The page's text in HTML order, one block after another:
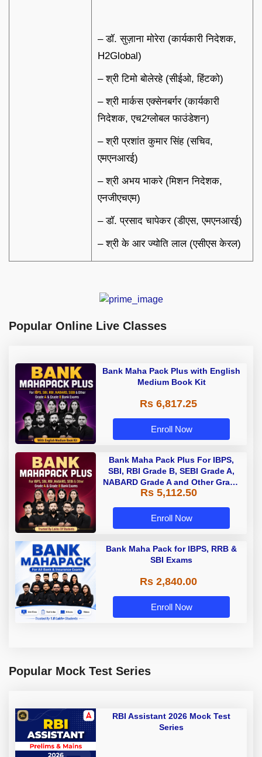
– डॉ. सुज़ाना मोरेरा (कार्यकारी निदेशक,
H2Global)
– श्री टिमो बोलेरहे (सीईओ, हिंटको)
– श्री मार्कस एक्सेनबर्गर (कार्यकारी
निदेशक, एच2ग्लोबल फाउंडेशन)
– श्री प्रशांत कुमार सिंह (सचिव,
एमएनआरई)
– श्री अभय भाकरे (मिशन निदेशक,
एनजीएचएम)
– डॉ. प्रसाद चापेकर (डीएस, एमएनआरई)
– श्री के आर ज्योति लाल (एसीएस केरल)
Popular Online Live Classes
Bank Maha Pack Plus with English
Medium Book Kit
Rs 6,817.25
Enroll Now
Bank Maha Pack Plus For IBPS,
SBI, RBI Grade B, SEBI Grade A,
NABARD Grade A and Other Grade
A & Grade B Bank Exams
Rs 5,112.50
Enroll Now
Bank Maha Pack for IBPS, RRB &
SBI Exams
Rs 2,840.00
Enroll Now
Popular Mock Test Series
RBI Assistant 2026 Mock Test
Series